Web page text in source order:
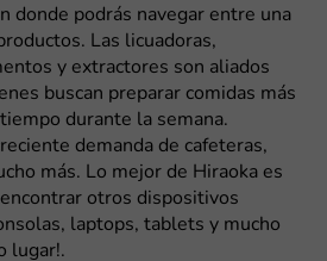
donde podrás navegar entre una
Las licuadoras,
y extractores son aliados
buscan preparar comidas más
durante la semana.
demanda de cafeteras,
más. Lo mejor de Hiraoka es
otros dispositivos
laptops, tablets y mucho
lugar!.